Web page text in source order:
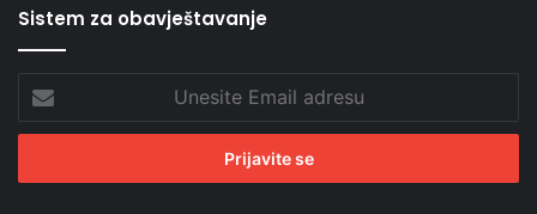
Sistem za obavještavanje
Email
adresu